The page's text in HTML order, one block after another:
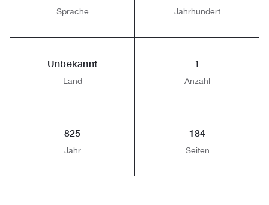
Sprache Jahrhundert
Unbekannt
Land
1
Anzahl
825
Jahr
184
Seiten